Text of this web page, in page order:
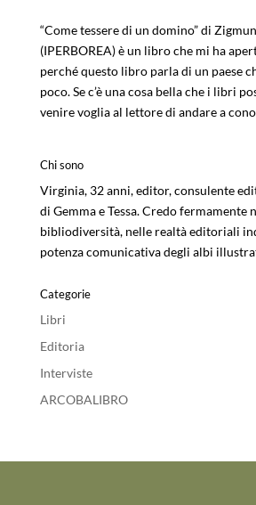
“Come tessere di un domino” di
(IPERBOREA) è un libro che mi ha
perché questo libro parla di un paese
poco. Se c’è una cosa bella che i libri
venire voglia al lettore di andare a
Chi sono
Virginia, 32 anni, editor, consulente
di Gemma e Tessa. Credo fermamente
bibliodiversità, nelle realtà editoriali
potenza comunicativa degli albi
Categorie
Libri
Editoria
Interviste
ARCOBALIBRO